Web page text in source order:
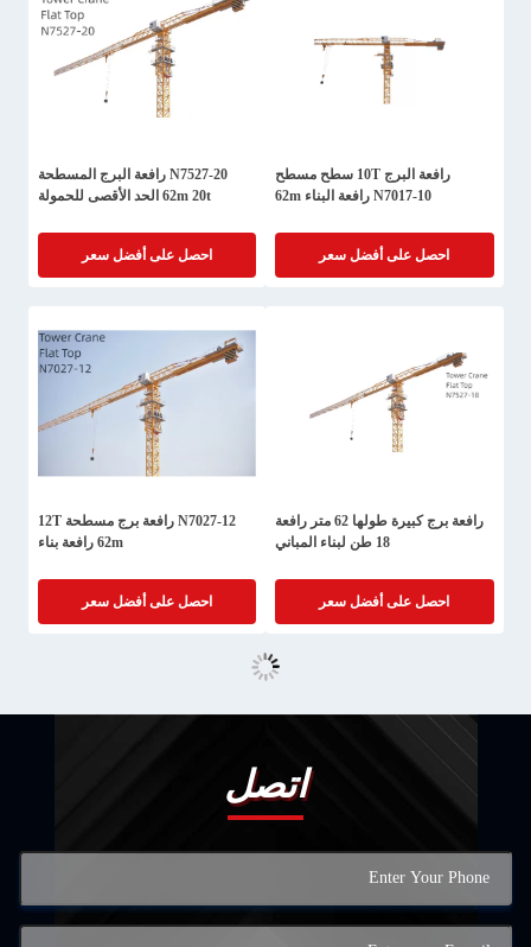
رافعة البرج 10T سطح مسطح
N7017-10 رافعة البناء 62m
احصل على أفضل سعر
N7527-20 رافعة البرج المسطحة
62m 20t الحد الأقصى للحمولة
احصل على أفضل سعر
رافعة برج كبيرة طولها 62 متر رافعة
18 طن لبناء المباني
احصل على أفضل سعر
N7027-12 رافعة برج مسطحة 12T
62m رافعة بناء
احصل على أفضل سعر
اتصل